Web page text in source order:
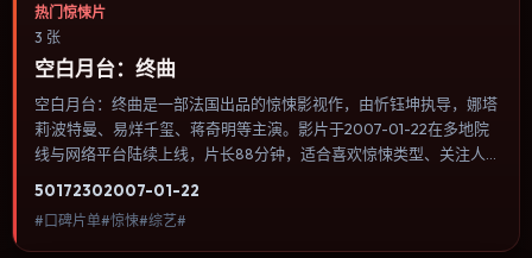
热门惊悚片
3 张
空白月台：终曲
空白月台：终曲是一部法国出品的惊悚影视作，由忻钰坤执导，娜塔
莉·波特曼、易烊千玺、蒋奇明等主演。影片于2007-01-22在多地院
线与网络平台陆续上线，片长88分钟，适合喜欢惊悚类型、关注人
听语言统一，可作为休闲观影或类型片补片的选择。
50172302007-01-22
#口碑片单#惊悚#综艺#